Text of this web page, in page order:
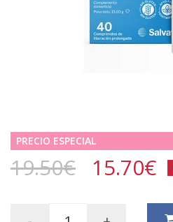
PRECIO ESPECIAL
19.50€ 15.70€